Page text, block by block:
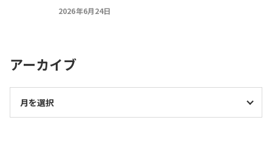
2026年6月24日
アーカイブ